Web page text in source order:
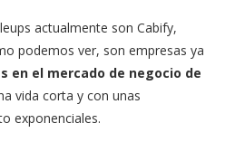
actualmente son Cabify,
podemos ver, son empresas ya
en el mercado de negocio de
vida corta y con unas
exponenciales.